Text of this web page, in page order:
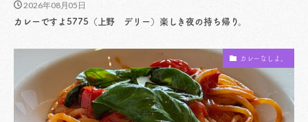
2026年08月05日
カレーですよ5775（上野 デリー）楽しき夜の持ち帰り。
カレーなしよ。